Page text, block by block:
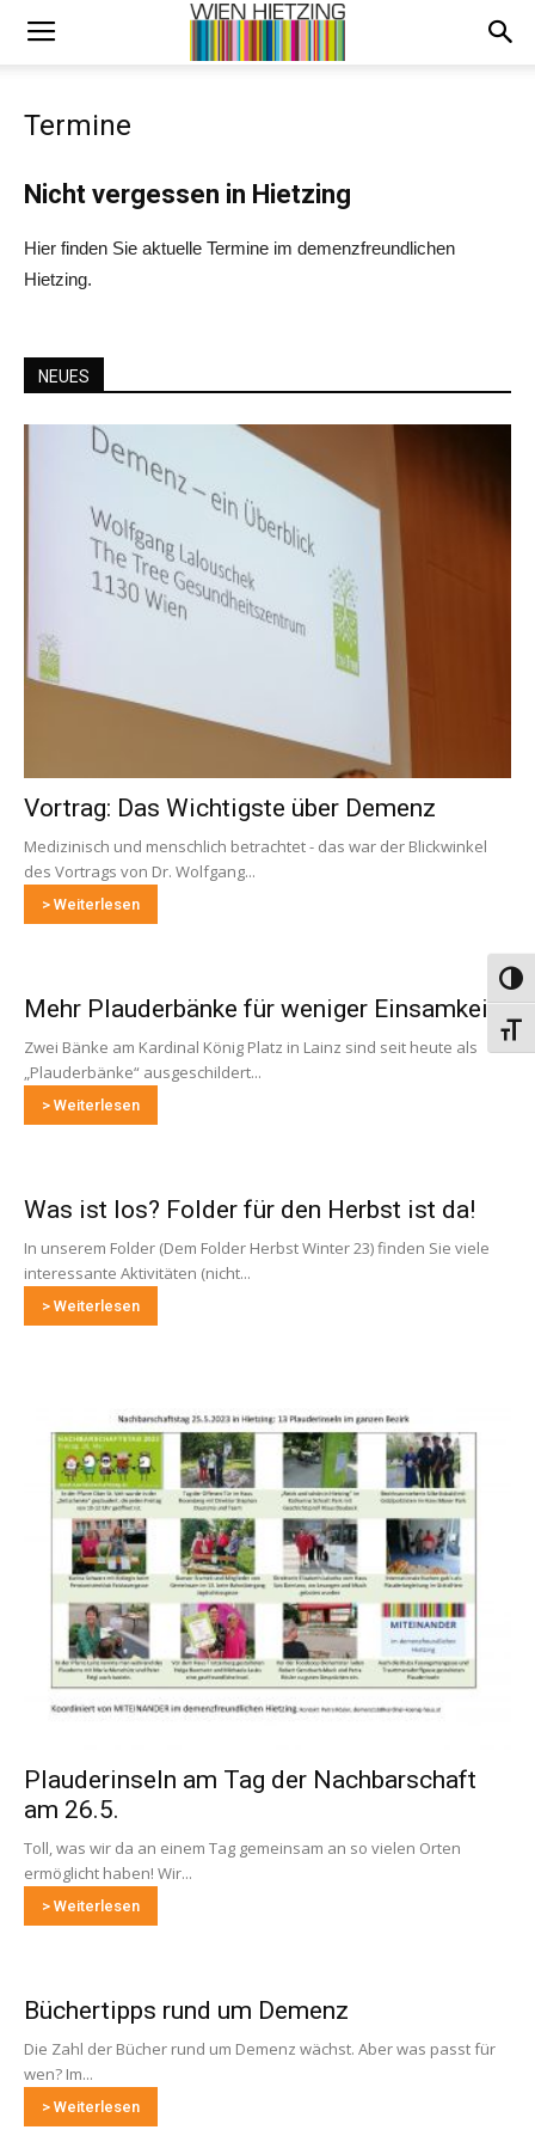
Termine
Nicht vergessen in Hietzing
Hier finden Sie aktuelle Termine im demenzfreundlichen
Hietzing.
NEUES
Vortrag: Das Wichtigste über Demenz
Medizinisch und menschlich betrachtet - das war der Blickwinkel
des Vortrags von Dr. Wolfgang...
> Weiterlesen
Mehr Plauderbänke für weniger Einsamkeit
Zwei Bänke am Kardinal König Platz in Lainz sind seit heute als
„Plauderbänke“ ausgeschildert...
> Weiterlesen
Was ist los? Folder für den Herbst ist da!
In unserem Folder (Dem Folder Herbst Winter 23) finden Sie viele
interessante Aktivitäten (nicht...
> Weiterlesen
Plauderinseln am Tag der Nachbarschaft
am 26.5.
Toll, was wir da an einem Tag gemeinsam an so vielen Orten
ermöglicht haben! Wir...
> Weiterlesen
Büchertipps rund um Demenz
Die Zahl der Bücher rund um Demenz wächst. Aber was passt für
wen? Im...
> Weiterlesen